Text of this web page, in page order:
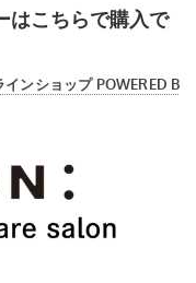
はこちらで購入で